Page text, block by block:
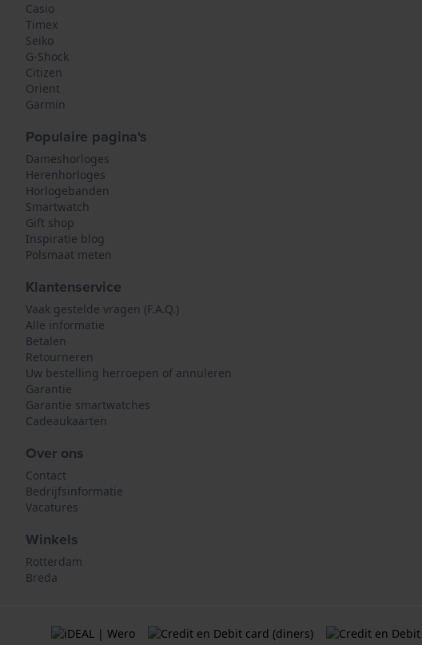
Casio
Timex
Seiko
G-Shock
Citizen
Orient
Garmin
Populaire pagina's
Dameshorloges
Herenhorloges
Horlogebanden
Smartwatch
Gift shop
Inspiratie blog
Polsmaat meten
Klantenservice
Vaak gestelde vragen (F.A.Q.)
Alle informatie
Betalen
Retourneren
Uw bestelling herroepen of annuleren
Garantie
Garantie smartwatches
Cadeaukaarten
Over ons
Contact
Bedrijfsinformatie
Vacatures
Winkels
Rotterdam
Breda